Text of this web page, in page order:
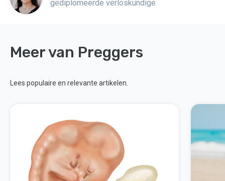
gediplomeerde verloskundige
Meer van Preggers
Lees populaire en relevante artikelen.